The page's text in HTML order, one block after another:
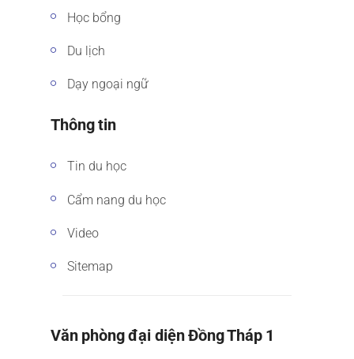
Học bổng
Du lịch
Dạy ngoại ngữ
Thông tin
Tin du học
Cẩm nang du học
Video
Sitemap
Văn phòng đại diện Đồng Tháp 1